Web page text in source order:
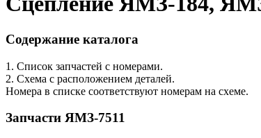
Содержание каталога
1. Список запчастей с номерами.
2. Схема с расположением деталей.
Номера в списке соответствуют номерам на схеме.
Запчасти ЯМЗ-7511